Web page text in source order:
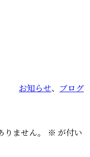
お知らせ、 ブログ
ません。 ※ が付い